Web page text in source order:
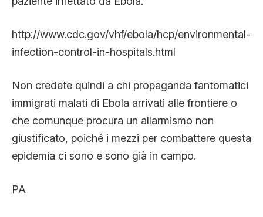
http://www.cdc.gov/vhf/ebola/hcp/environmental-
infection-control-in-hospitals.html
Non credete quindi a chi propaganda fantomatici
immigrati malati di Ebola arrivati alle frontiere o
che comunque procura un allarmismo non
giustificato, poiché i mezzi per combattere questa
epidemia ci sono e sono già in campo.
PA